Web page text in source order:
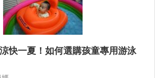
涼快一夏！如何選購孩童專用游泳